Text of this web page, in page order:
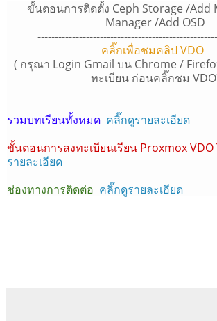
ขั้นตอนการติดตั้ง Ceph Storage /Add
Manager /Add OSD
คลิ๊กเพื่อชมคลิป VDO
( กรุณา Login Gmail บน Chrome /
ทะเบียน ก่อนคลิ๊กชม
รวมบทเรียนทั้งหมด คลิ๊กดูรายละเอียด
ขั้นตอนการลงทะเบียนเรียน Proxmox
รายละเอียด
ช่องทางการติดต่อ คลิ๊กดูรายละเอียด